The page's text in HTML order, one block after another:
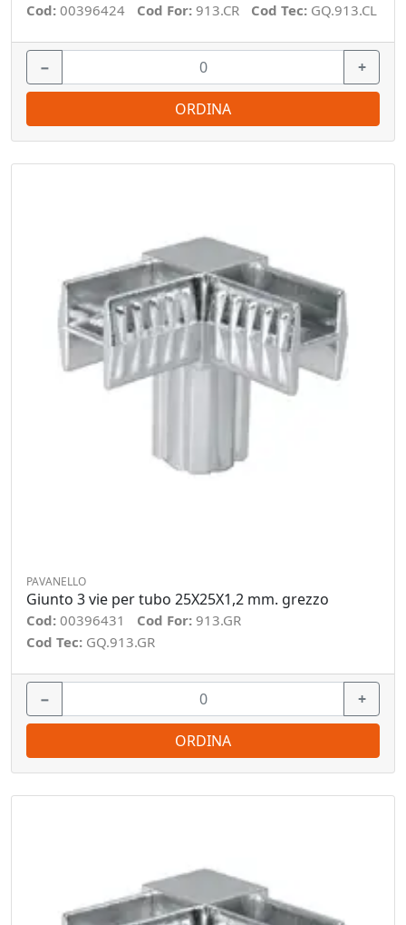
Cod: 00396424 Cod For: 913.CR Cod Tec: GQ.913.CL
− +
ORDINA
PAVANELLO
Giunto 3 vie per tubo 25X25X1,2 mm. grezzo
Cod: 00396431 Cod For: 913.GR
Cod Tec: GQ.913.GR
− +
ORDINA